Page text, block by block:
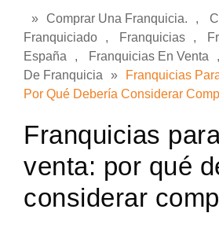
» Comprar Una Franquicia. ,
Franquiciado
, Franquicias ,
España
, Franquicias En Venta ,
De Franquicia
»
Franquicias
Por Qué Debería Considerar
Franquicias
venta: por qué
considerar